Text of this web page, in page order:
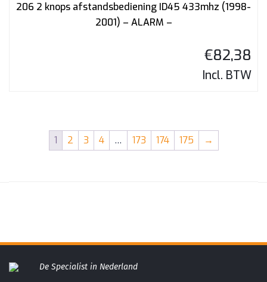
206 2 knops afstandsbediening ID45 433mhz (1998-
2001) – ALARM –
€82,38
Incl. BTW
1 2 3 4 … 173 174 175 →
De Specialist in Nederland